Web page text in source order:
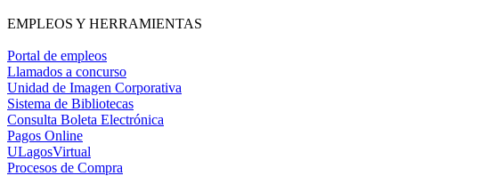
EMPLEOS Y HERRAMIENTAS
Portal de empleos
Llamados a concurso
Unidad de Imagen Corporativa
Sistema de Bibliotecas
Consulta Boleta Electrónica
Pagos Online
ULagosVirtual
Procesos de Compra